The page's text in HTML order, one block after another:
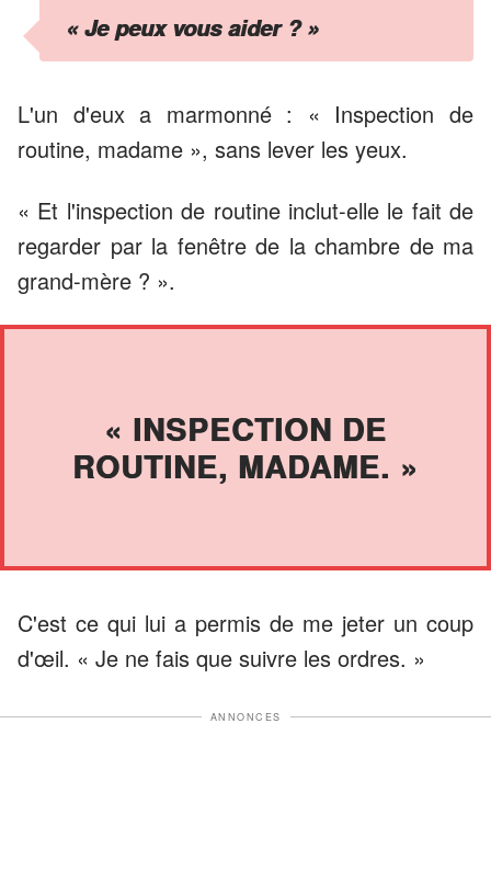
« Je peux vous aider ? »
L'un d'eux a marmonné : « Inspection de
routine, madame », sans lever les yeux.
« Et l'inspection de routine inclut-elle le fait de
regarder par la fenêtre de la chambre de ma
grand-mère ? ».
« INSPECTION DE
ROUTINE, MADAME. »
C'est ce qui lui a permis de me jeter un coup
d'œil. « Je ne fais que suivre les ordres. »
ANNONCES